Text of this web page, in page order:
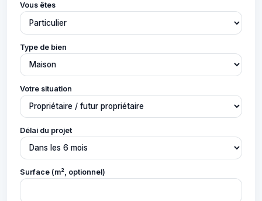
Vous êtes
Type de bien
Votre situation
Délai du projet
Surface (m², optionnel)